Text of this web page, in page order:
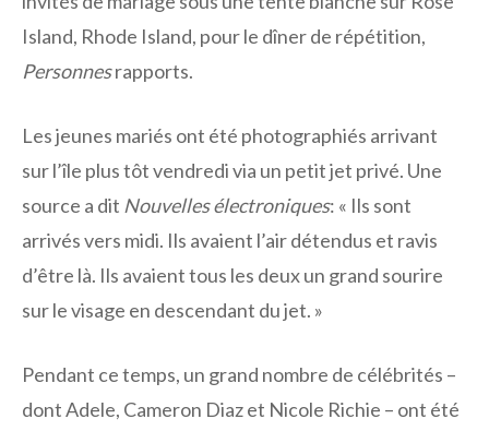
Island, Rhode Island, pour le dîner de répétition,
Personnesrapports.
Les jeunes mariés ont été photographiés arrivant
sur l’île plus tôt vendredi via un petit jet privé. Une
source a dit Nouvelles électroniques: « Ils sont
arrivés vers midi. Ils avaient l’air détendus et ravis
d’être là. Ils avaient tous les deux un grand sourire
sur le visage en descendant du jet. »
Pendant ce temps, un grand nombre de célébrités –
dont Adele, Cameron Diaz et Nicole Richie – ont été